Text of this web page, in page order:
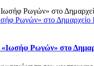
Ρωγών» στο
Ρωγών» στο